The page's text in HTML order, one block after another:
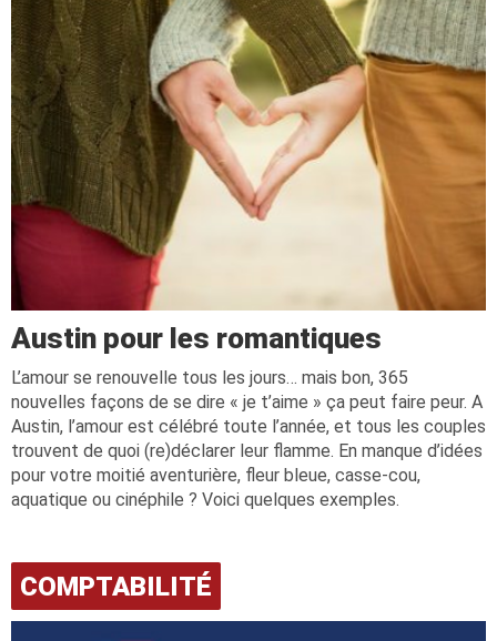
Austin pour les romantiques
L’amour se renouvelle tous les jours… mais bon, 365
nouvelles façons de se dire « je t’aime » ça peut faire peur. A
Austin, l’amour est célébré toute l’année, et tous les couples
trouvent de quoi (re)déclarer leur flamme. En manque d’idées
pour votre moitié aventurière, fleur bleue, casse-cou,
aquatique ou cinéphile ? Voici quelques exemples.
COMPTABILITÉ